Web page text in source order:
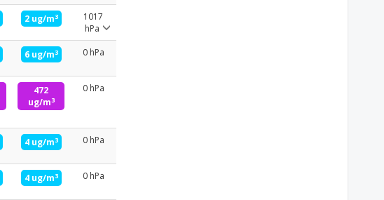
2 ug/m3
1017
hPa
6 ug/m3 0 hPa
472
ug/m3
0 hPa
4 ug/m3 0 hPa
4 ug/m3 0 hPa